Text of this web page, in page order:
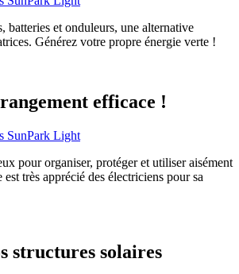
batteries et onduleurs, une alternative
Générez votre propre énergie verte !
efficace !
pour organiser, protéger et utiliser aisément
est très apprécié des électriciens pour sa
structures solaires